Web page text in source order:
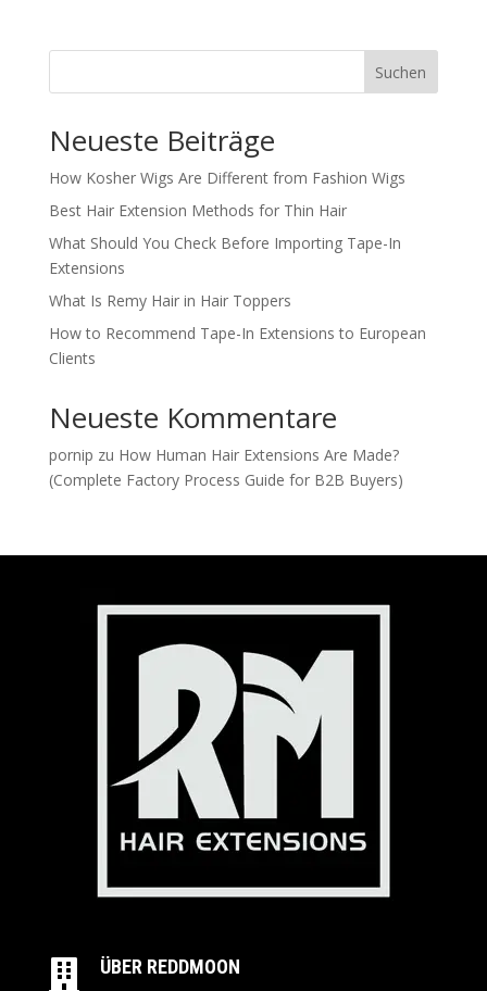
Suchen
Neueste Beiträge
How Kosher Wigs Are Different from Fashion Wigs
Best Hair Extension Methods for Thin Hair
What Should You Check Before Importing Tape-In
Extensions
What Is Remy Hair in Hair Toppers
How to Recommend Tape-In Extensions to European
Clients
Neueste Kommentare
pornip zu How Human Hair Extensions Are Made?
(Complete Factory Process Guide for B2B Buyers)
 ÜBER REDDMOON